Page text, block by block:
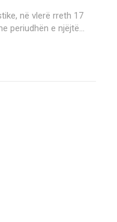
në vlerë rreth 17
periudhën e njëjtë...